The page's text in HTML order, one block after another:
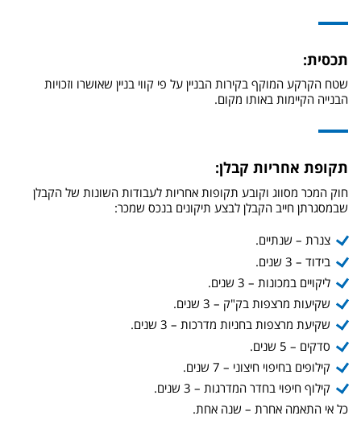
תכסית:
שטח הקרקע המוקף בקירות הבניין על פי קווי בניין שאושרו וזכויות
הבנייה הקיימות באותו מקום.
תקופת אחריות קבלן:
חוק המכר מסווג וקובע תקופות אחריות לעבודות השונות של הקבלן
שבמסגרתן חייב הקבלן לבצע תיקונים בנכס שמכר:
צנרת – שנתיים.
בידוד – 3 שנים.
ליקויים במכונות – 3 שנים.
שקיעות מרצפות בק"ק – 3 שנים.
שקיעת מרצפות בחניות מדרכות – 3 שנים.
סדקים – 5 שנים.
קילופים בחיפוי חיצוני – 7 שנים.
קילוף חיפוי בחדר המדרגות – 3 שנים.
כל אי התאמה אחרת – שנה אחת.